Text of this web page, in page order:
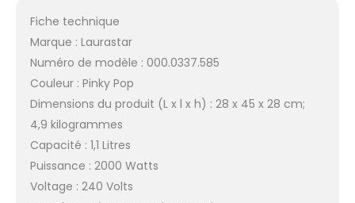
Fiche technique
Marque : Laurastar
Numéro de modèle : 000.0337.585
Couleur : Pinky Pop
Dimensions du produit (L x l x h) : 28 x 45 x 28 cm;
4,9 kilogrammes
Capacité : 1,1 Litres
Puissance : 2000 Watts
Voltage : 240 Volts